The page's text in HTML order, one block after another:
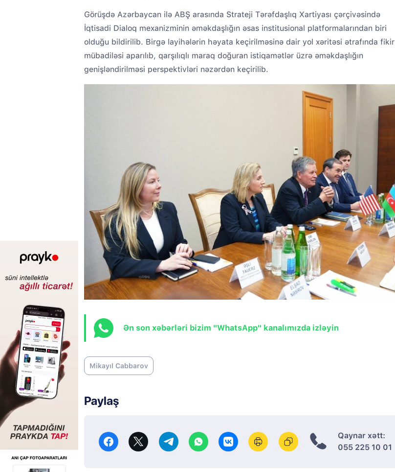
Görüşdə Azərbaycan ilə ABŞ arasında Strateji Tərəfdaşlıq Xartiyası çərçivəsində
İqtisadi Dialoq mexanizminin əməkdaşlığın əsas institusional platformalarından biri
olduğu bildirilib. Birgə layihələrin həyata keçirilməsinə dair yol xəritəsi ətrafında fikir
mübadiləsi aparılıb, qarşılıqlı maraq doğuran istiqamətlər üzrə əməkdaşlığın
genişləndirilməsi perspektivləri nəzərdən keçirilib.
Ən son xəbərləri bizim "WhatsApp" kanalımızda izləyin
Mikayıl Cabbarov
Paylaş
Qaynar xətt:
055 225 10 01